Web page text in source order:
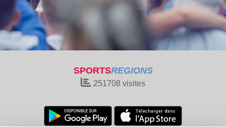
SPORTSREGIONS
251708 visites